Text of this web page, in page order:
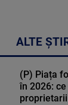
ALTE
(P) Piața
în 2026: